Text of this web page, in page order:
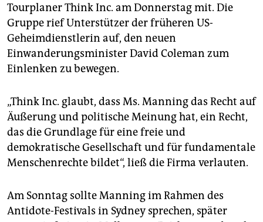
genossenschaft
epaper login
Tourplaner Think Inc. am Donnerstag mit. Die
Gruppe rief Unterstützer der früheren US-
Geheimdienstlerin auf, den neuen
Einwanderungsminister David Coleman zum
Einlenken zu bewegen.
„Think Inc. glaubt, dass Ms. Manning das Recht auf
Äußerung und politische Meinung hat, ein Recht,
das die Grundlage für eine freie und
demokratische Gesellschaft und für fundamentale
Menschenrechte bildet“, ließ die Firma verlauten.
Am Sonntag sollte Manning im Rahmen des
Antidote-Festivals in Sydney sprechen, später